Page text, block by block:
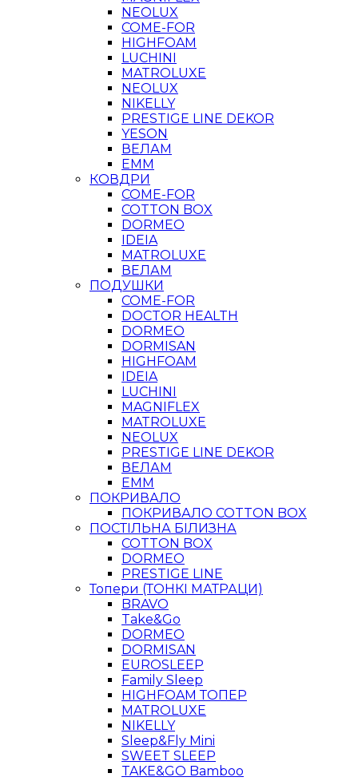
NEOLUX
COME-FOR
HIGHFOAM
LUCHINI
MATROLUXE
NEOLUX
NIKELLY
PRESTIGE LINE DEKOR
YESON
ВЕЛАМ
ЕММ
КОВДРИ
COME-FOR
COTTON BOX
DORMEO
IDEIA
MATROLUXE
ВЕЛАМ
ПОДУШКИ
COME-FOR
DOCTOR HEALTH
DORMEO
DORMISAN
HIGHFOAM
IDEIA
LUCHINI
MAGNIFLEX
MATROLUXE
NEOLUX
PRESTIGE LINE DEKOR
ВЕЛАМ
ЕММ
ПОКРИВАЛО
ПОКРИВАЛО COTTON BOX
ПОСТІЛЬНА БІЛИЗНА
COTTON BOX
DORMEO
PRESTIGE LINE
Топери (ТОНКІ МАТРАЦИ)
BRAVO
Take&Go
DORMEO
DORMISAN
EUROSLEEP
Family Sleep
HIGHFOAM ТОПЕР
MATROLUXE
NIKELLY
Sleep&Fly Mini
SWEET SLEEP
TAKE&GO Bamboo